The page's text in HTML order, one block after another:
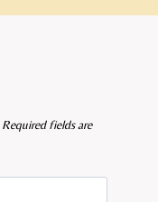
Required fields are